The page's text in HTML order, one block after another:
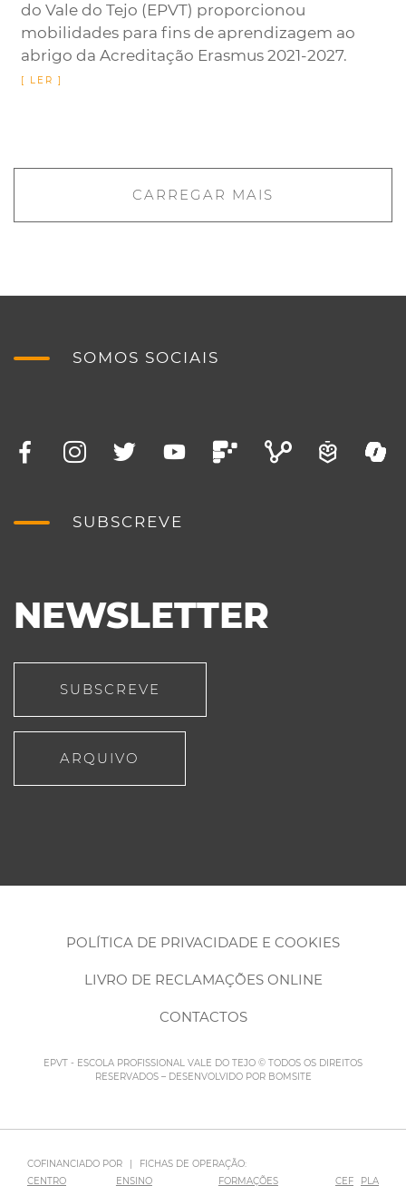
do Vale do Tejo (EPVT) proporcionou
mobilidades para fins de aprendizagem ao
abrigo da Acreditação Erasmus 2021-2027.
CARREGAR MAIS
SOMOS SOCIAIS
SUBSCREVE
NEWSLETTER
SUBSCREVE
ARQUIVO
POLÍTICA DE PRIVACIDADE E COOKIES
LIVRO DE RECLAMAÇÕES ONLINE
CONTACTOS
EPVT - ESCOLA PROFISSIONAL VALE DO TEJO © TODOS OS DIREITOS
RESERVADOS – DESENVOLVIDO POR BOMSITE
COFINANCIADO POR
FICHAS DE OPERAÇÃO:
CENTRO
ENSINO FORMAÇÕES CEF PLA